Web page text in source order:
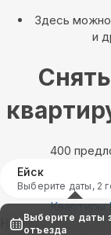
Здесь можно
и
400
Ейск
Выберите даты, 2
Квартиры
Найдём, где
Выберите даты
отъезда